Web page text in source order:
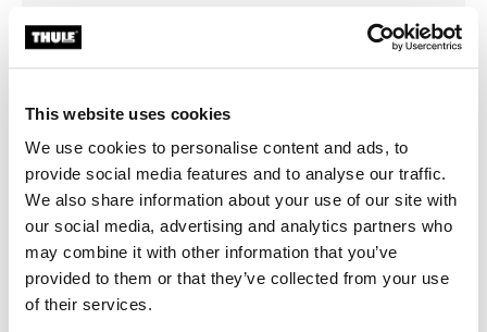
This website uses cookies
We use cookies to personalise content and ads, to
provide social media features and to analyse our traffic.
We also share information about your use of our site with
our social media, advertising and analytics partners who
may combine it with other information that you’ve
provided to them or that they’ve collected from your use
of their services.